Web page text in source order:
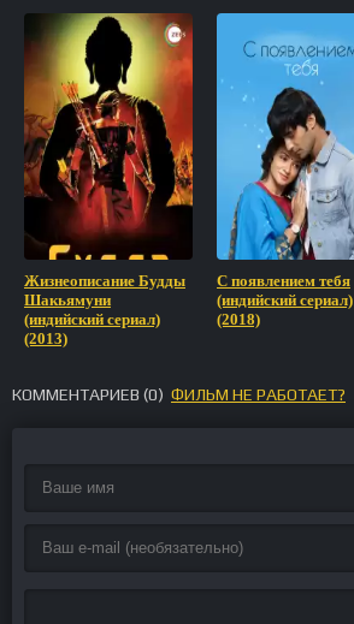
Жизнеописание Будды
Шакьямуни
(индийский сериал)
(2013)
С появлением тебя
(индийский сериал)
(2018)
КОММЕНТАРИЕВ (0) ФИЛЬМ НЕ РАБОТАЕТ?